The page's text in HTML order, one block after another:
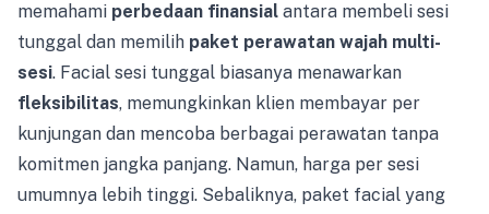
memahami perbedaan finansial antara membeli sesi
tunggal dan memilih paket perawatan wajah multi-
sesi. Facial sesi tunggal biasanya menawarkan
fleksibilitas, memungkinkan klien membayar per
kunjungan dan mencoba berbagai perawatan tanpa
komitmen jangka panjang. Namun, harga per sesi
umumnya lebih tinggi. Sebaliknya, paket facial yang